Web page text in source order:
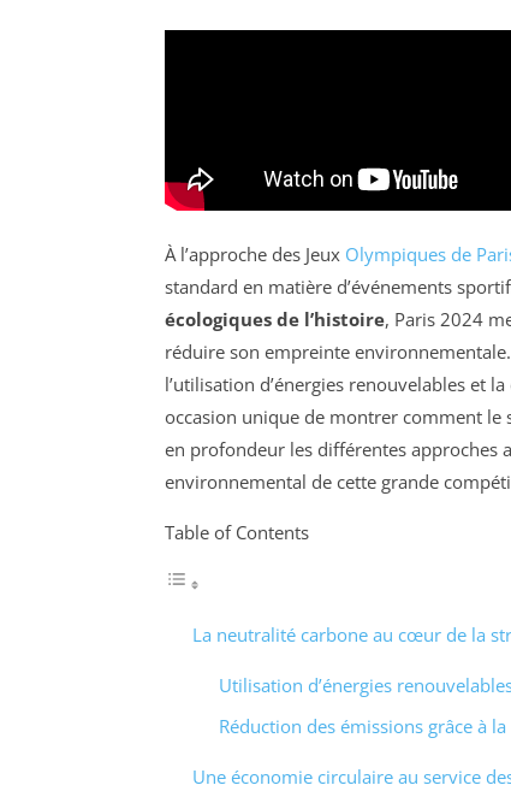
À l’approche des Jeux Olympiques de
standard en matière d’événements
écologiques de l’histoire, Paris 2024
réduire son empreinte
l’utilisation d’énergies renouvelables et
occasion unique de montrer comment le
en profondeur les différentes approches
environnemental de cette grande
Table of Contents
La neutralité carbone au cœur de la
Utilisation d’énergies
Réduction des émissions grâce à
Une économie circulaire au service